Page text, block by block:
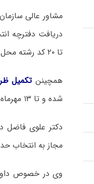
مشاور عالی
دریافت دفترچه
تا ۲۰ کد رشته محل از کدرشته های امتحانی مجاز اقدام کنند.
همچیننتکمیل ظرفیت
شده و تا ۱۳ مهرماه ادامه خواهد داشت..
دکتر علوی فاضل
مجاز به انتخاب حداکثر ۲۰ رشته و محل متناسب با مجموعه
وی در خصوص